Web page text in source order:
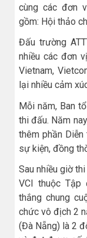
cùng các đơn
gồm: Hội thảo
Đấu trường
nhiều các đơn
Vietnam,
lại nhiều cảm
Mỗi năm, Ban
thi đấu. Năm
thêm phần
sự kiện, đồng
Sau nhiều giờ
VCI thuộc Tập
thắng chung
chức vô địch 2
(Đà Nẵng) là 2